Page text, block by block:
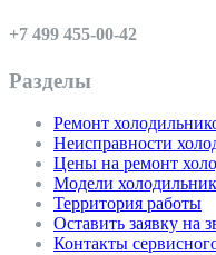
+7 499 455-00-42
Разделы
Ремонт
Неисправности
Цены на ремонт
Модели
Территория работы
Оставить заявку на
Контакты